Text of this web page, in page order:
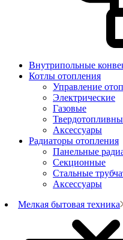
Внутрипольные
Котлы отопления
Управление
Электрические
Газовые
Аксессуары
Радиаторы отопления
Панельные
Секционные
Стальные
Аксессуары
Мелкая бытовая техника